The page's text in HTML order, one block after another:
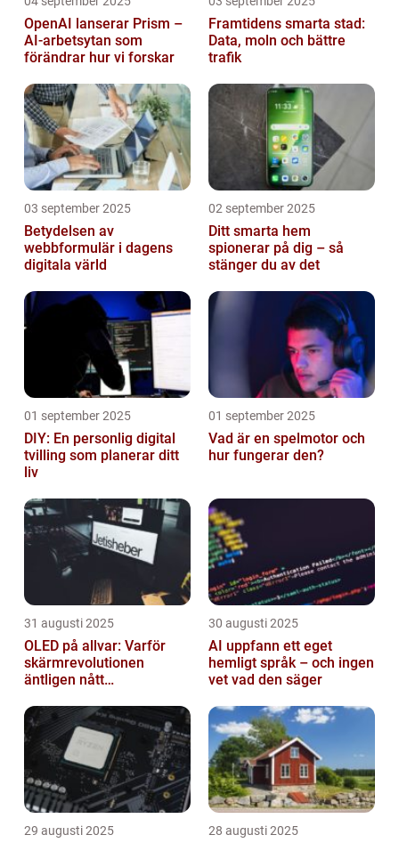
OpenAI lanserar Prism –
AI-arbetsytan som
förändrar hur vi forskar
Framtidens smarta stad:
Data, moln och bättre
trafik
03 september 2025
Betydelsen av
webbformulär i dagens
digitala värld
02 september 2025
Ditt smarta hem
spionerar på dig – så
stänger du av det
01 september 2025
DIY: En personlig digital
tvilling som planerar ditt
liv
01 september 2025
Vad är en spelmotor och
hur fungerar den?
31 augusti 2025
OLED på allvar: Varför
skärmrevolutionen
äntligen nått
30 augusti 2025
AI uppfann ett eget
hemligt språk – och ingen
vet vad den säger
29 augusti 2025 28 augusti 2025